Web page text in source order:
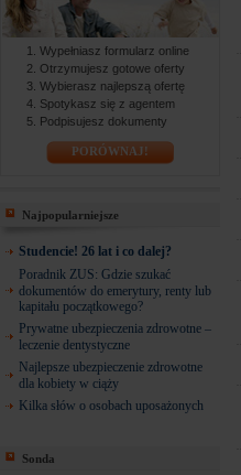
Wypełniasz formularz online
Otrzymujesz gotowe oferty
Wybierasz najlepszą ofertę
Spotykasz się z agentem
Podpisujesz dokumenty
PORÓWNAJ!
Najpopularniejsze
Studencie! 26 lat i co dalej?
Poradnik ZUS: Gdzie szukać
dokumentów do emerytury, renty lub
kapitału początkowego?
Prywatne ubezpieczenia zdrowotne –
leczenie dentystyczne
Najlepsze ubezpieczenie zdrowotne
dla kobiety w ciąży
Kilka słów o osobach uposażonych
Sonda